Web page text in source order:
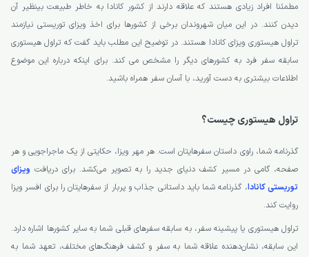
مطمئنا افراد زیادی هستند که علاقه دارند از کشور کانادا به خاطر طبیعت بینظیر آن
دیدن کنند. در این میان شهروندان برخی از کشورها برای اخذ ویزای توریستی نیازمند
تراول هیستوری ویزای کانادا هستند. در توضیح این مطلب باید گفت که تراول هیستوری
سابقه سفر فرد به کشورهای دیگر را مشخص می کند. برای اینکه درباره این موضوع
اطلاعات بیشتری به دست آورید، با آسان سفر همراه باشید.
تراول هیستوری چیست؟
گذرنامه شما، راوی داستان سفرهایتان است. هر مهر ویزا، حکایتی از یک ماجراجویی و هر
صفحه، گامی در مسیر کشف دنیای جدید را به تصویر می‌کشد. برای دریافت ویزای
توریستی کانادا، گذرنامه شما باید داستانی جذاب و پربار از سفرهایتان را برای افسر ویزا
روایت کند.
تراول هیستوری یا پیشینه سفر، به سابقه سفرهای قبلی شما به سایر کشورها اشاره دارد.
این سابقه، نشان‌دهنده علاقه شما به سفر و کشف فرهنگ‌های مختلف، تعهد شما به